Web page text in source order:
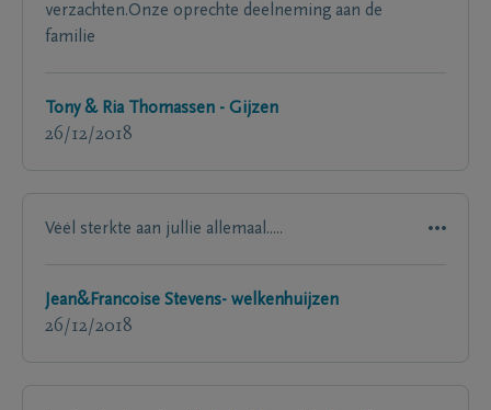
verzachten.Onze oprechte deelneming aan de
familie
Tony & Ria Thomassen - Gijzen
26/12/2018
Vėėl sterkte aan jullie allemaal.....
Jean&Francoise Stevens- welkenhuijzen
26/12/2018